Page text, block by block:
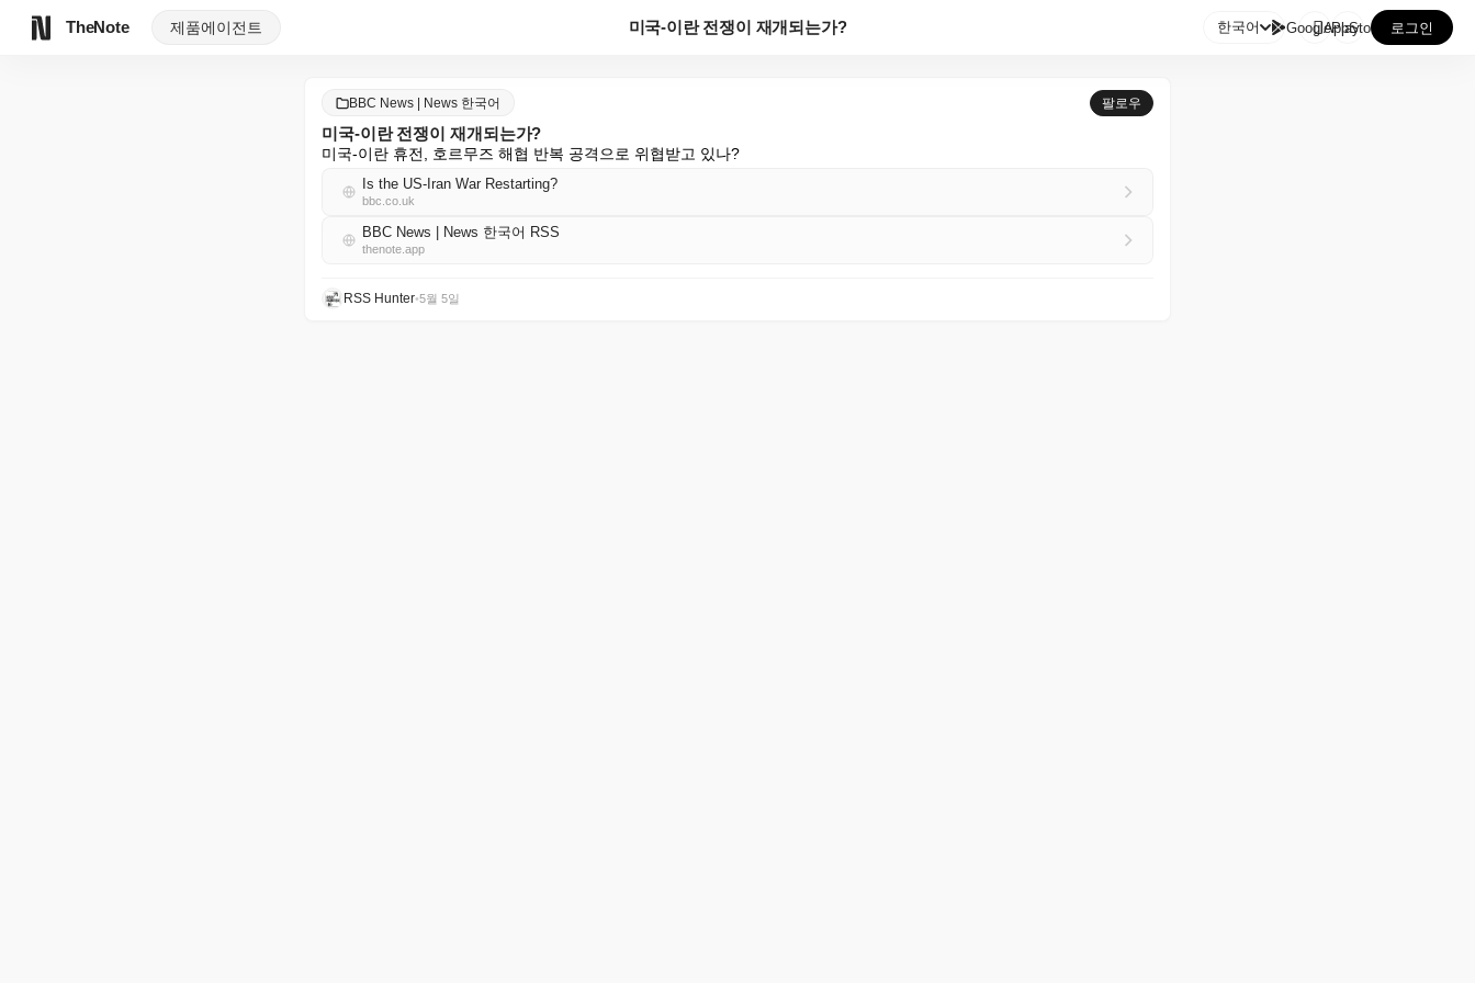
TheNote 제품에이전트 미국-이란 전쟁이 재개되는가? 한국어 GooglePlay
AppStore 로그인
BBC News | News 한국어 팔로우
미국-이란 전쟁이 재개되는가?
미국-이란 휴전, 호르무즈 해협 반복 공격으로 위협받고 있나?
Is the US-Iran War Restarting?
bbc.co.uk
BBC News | News 한국어 RSS
thenote.app
RSS Hunter•5월 5일